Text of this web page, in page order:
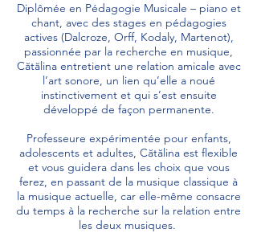
Diplômée en Pédagogie Musicale – piano et
chant, avec des stages en pédagogies
actives (Dalcroze, Orff, Kodaly, Martenot),
passionnée par la recherche en musique,
Cătălina entretient une relation amicale avec
l’art sonore, un lien qu’elle a noué
instinctivement et qui s’est ensuite
développé de façon permanente.
Professeure expérimentée pour enfants,
adolescents et adultes, Cătălina est flexible
et vous guidera dans les choix que vous
ferez, en passant de la musique classique à
la musique actuelle, car elle-même consacre
du temps à la recherche sur la relation entre
les deux musiques.